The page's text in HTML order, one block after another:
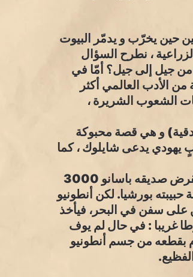
حين يخرّب و يدمّر البيوت
، نطرح السؤال
من جيل إلى جيل؟ أمّا في
من الأدب العالمي أكثر
الشعوب الشريرة ،
و هي قصة محبوكة
يهودي يدعى شايلوك ، كما
تدور المسرحية حول الحبكة التالية : يوافق أنطونيو تاجر البندقية أن يقرض صديقه باسانو 3000
بورشيا. لكن أنطونيو
على سفن في البحر، فيأخذ
غريبا : في حال لم يوف
بقطعه من جسم أنطونيو